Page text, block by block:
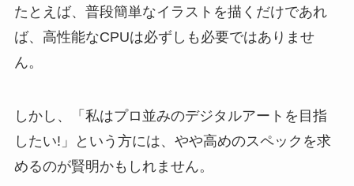
たとえば、普段簡単なイラストを描くだけであれ
ば、高性能なCPUは必ずしも必要ではありませ
ん。
しかし、「私はプロ並みのデジタルアートを目指
したい!」という方には、やや高めのスペックを求
めるのが賢明かもしれません。